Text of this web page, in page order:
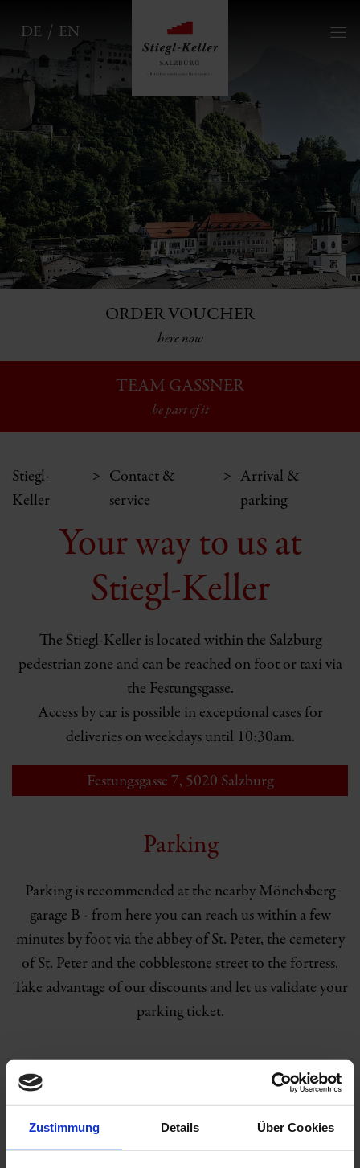
Zustimmung Details Über Cookies
DE EN
ORDER VOUCHER
here now
TEAM GASSNER
be part of it
Stiegl-
Keller
Contact &
service
Arrival &
parking
Your way to us at
Stiegl-Keller
The Stiegl-Keller is located within the Salzburg
pedestrian zone and can be reached on foot or taxi via
the Festungsgasse.
Access by car is possible in exceptional cases for
deliveries on weekdays until 10:30am.
Festungsgasse 7, 5020 Salzburg
Parking
Parking is recommended at the nearby Mönchsberg
garage B - from here you can reach us within a few
minutes by foot via the abbey of St. Peter, the cemetery
of St. Peter and the cobblestone street to the fortress.
Take advantage of our discounts and let us validate your
parking ticket.